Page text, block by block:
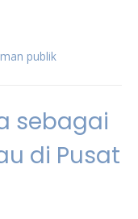
publik
sebagai
di Pusat